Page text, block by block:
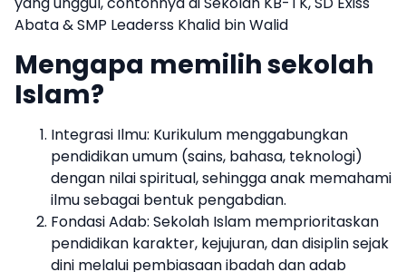
Abata & SMP Leaderss Khalid bin Walid
Mengapa memilih sekolah
Islam?
​Integrasi Ilmu: Kurikulum menggabungkan
pendidikan umum (sains, bahasa, teknologi)
dengan nilai spiritual, sehingga anak memahami
ilmu sebagai bentuk pengabdian.
​Fondasi Adab: Sekolah Islam memprioritaskan
pendidikan karakter, kejujuran, dan disiplin sejak
dini melalui pembiasaan ibadah dan adab